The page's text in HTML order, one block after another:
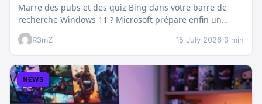
Marre des pubs et des quiz Bing dans votre barre de
recherche Windows 11 ? Microsoft prépare enfin un
nettoyage…
R3mZ 15 July 2026·3 min
NEWS